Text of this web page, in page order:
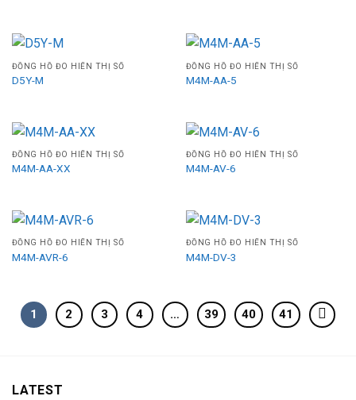
ĐỒNG HỒ ĐO HIỂN THỊ SỐ
D5Y-M
ĐỒNG HỒ ĐO HIỂN THỊ SỐ
M4M-AA-5
ĐỒNG HỒ ĐO HIỂN THỊ SỐ
M4M-AA-XX
ĐỒNG HỒ ĐO HIỂN THỊ SỐ
M4M-AV-6
ĐỒNG HỒ ĐO HIỂN THỊ SỐ
M4M-AVR-6
ĐỒNG HỒ ĐO HIỂN THỊ SỐ
M4M-DV-3
1 2 3 4 … 39 40 41
LATEST